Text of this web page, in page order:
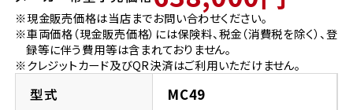
レンタルバイク
洋用品
イベント
※現金販売価格は当店までお問い合わせください。
※車両価格（現金販売価格）には保険料、税金（消費税を除く）、登
録等に伴う費用等は含まれておりません。
※クレジットカード及びQR決済はご利用いただけません。
型式 MC49
宮城県
ホンダドリーム 仙台泉
ホンダドリーム 宮城岩沼
ホンダドリーム 練馬
ホンダドリーム 板橋
ホンダドリーム 小牧
ホンダドリーム 名古屋東
ホンダドリーム 藤井寺
ホンダドリーム 東淀川
広島県
ホンダドリーム 広島
ホンダドリーム 福山
ホンダドリーム 久留米
ホンダドリーム 福岡春日